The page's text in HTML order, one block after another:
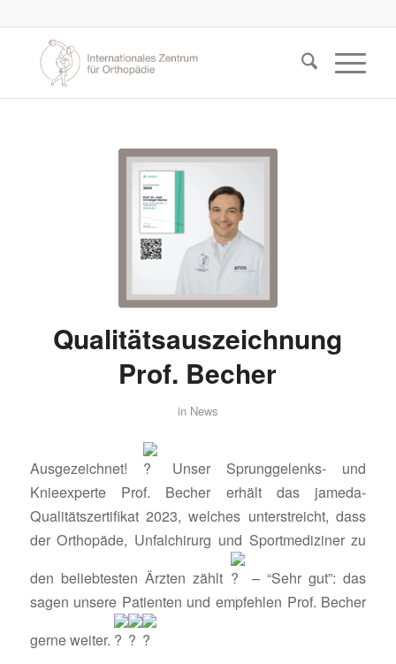
Qualitätsauszeichnung
Prof. Becher
in News
Ausgezeichnet!
Unser Sprunggelenks- und
Knieexperte Prof. Becher erhält das jameda-
Qualitätszertifikat 2023, welches unterstreicht, dass
der Orthopäde, Unfalchirurg und Sportmediziner zu
den beliebtesten Ärzten zählt
– “Sehr gut”: das
sagen unsere Patienten und empfehlen Prof. Becher
gerne weiter.